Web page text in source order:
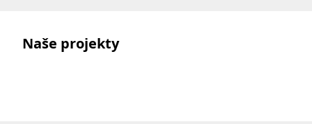
Naše projekty